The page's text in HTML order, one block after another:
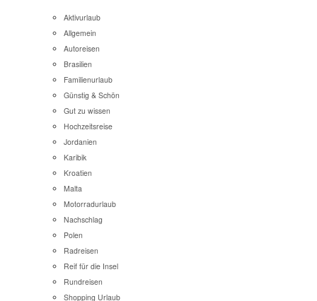
Aktivurlaub
Allgemein
Autoreisen
Brasilien
Familienurlaub
Günstig & Schön
Gut zu wissen
Hochzeitsreise
Jordanien
Karibik
Kroatien
Malta
Motorradurlaub
Nachschlag
Polen
Radreisen
Reif für die Insel
Rundreisen
Shopping Urlaub